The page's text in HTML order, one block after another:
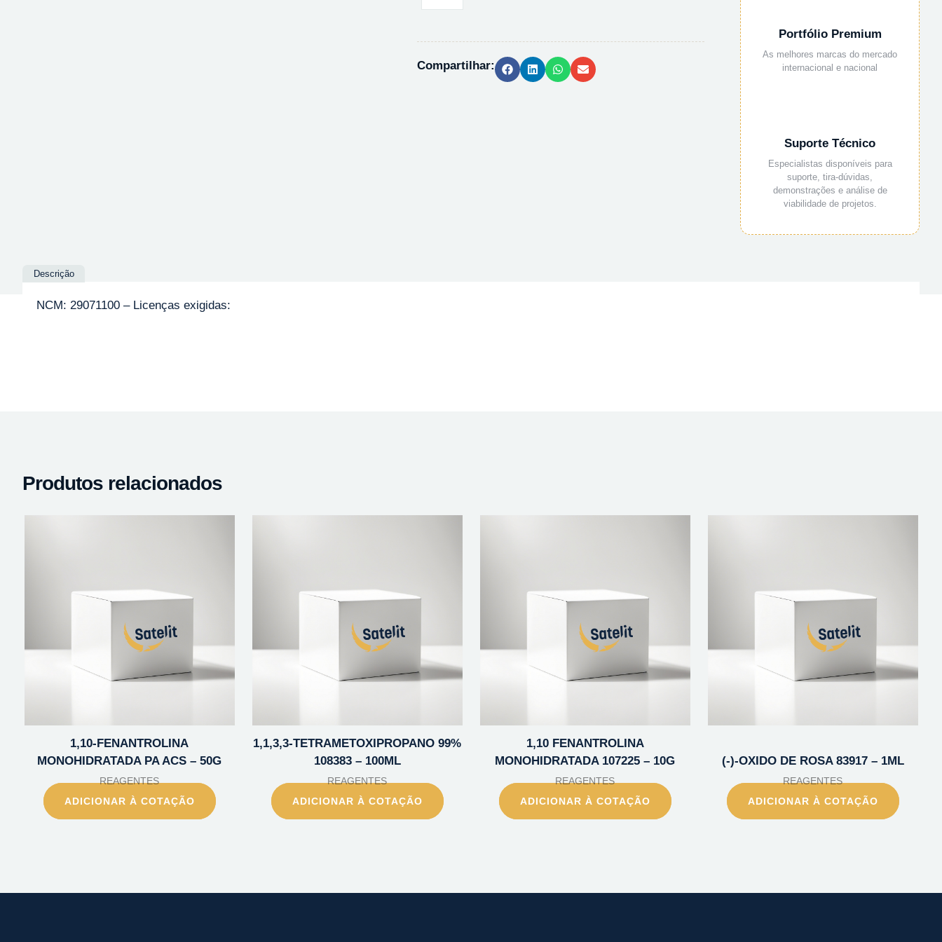
4
PURO
-
Compartilhar:
Portfólio Premium
As melhores marcas do mercado
internacional e nacional
Suporte Técnico
Especialistas disponíveis para
suporte, tira-dúvidas,
demonstrações e análise de
viabilidade de projetos.
Descrição
NCM: 29071100 – Licenças exigidas:
Produtos relacionados
1,10-FENANTROLINA
MONOHIDRATADA PA ACS – 50G
REAGENTES
ADICIONAR À COTAÇÃO
1,1,3,3-TETRAMETOXIPROPANO 99%
108383 – 100ML
REAGENTES
ADICIONAR À COTAÇÃO
1,10 FENANTROLINA
MONOHIDRATADA 107225 – 10G
REAGENTES
ADICIONAR À COTAÇÃO
(-)-OXIDO DE ROSA 83917 – 1ML
REAGENTES
ADICIONAR À COTAÇÃO